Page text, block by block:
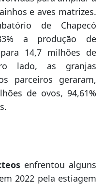
e aves matrizes.
de Chapecó
a produção de
14,7 milhões de
lado, as granjas
parceiros geraram,
de ovos, 94,61%
enfrentou alguns
2022 pela estiagem